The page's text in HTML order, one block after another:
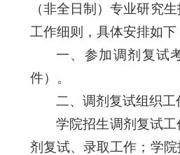
（非全日制）专业研究
工作细则，具体安排如下
一、参加调剂复试
件）。
二、调剂复试组织工
学院招生调剂复试
剂复试、录取工作；学